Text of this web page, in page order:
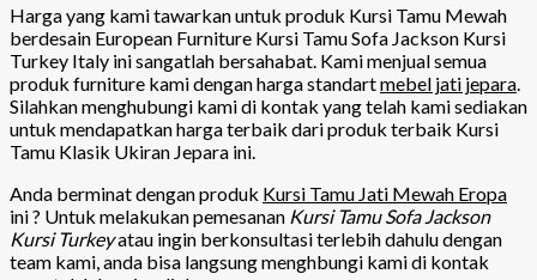
Harga yang kami tawarkan untuk produk Kursi Tamu Mewah
berdesain European Furniture Kursi Tamu Sofa Jackson Kursi
Turkey Italy ini sangatlah bersahabat. Kami menjual semua
produk furniture kami dengan harga standartmebel jati jepara.
Silahkan menghubungi kami di kontak yang telah kami sediakan
untuk mendapatkan harga terbaik dari produk terbaik Kursi
Tamu Klasik Ukiran Jepara ini.
Anda berminat dengan produk Kursi Tamu Jati Mewah Eropa
ini ? Untuk melakukan pemesanan Kursi Tamu Sofa Jackson
Kursi Turkeyatau ingin berkonsultasi terlebih dahulu dengan
team kami, anda bisa langsung menghbungi kami di kontak